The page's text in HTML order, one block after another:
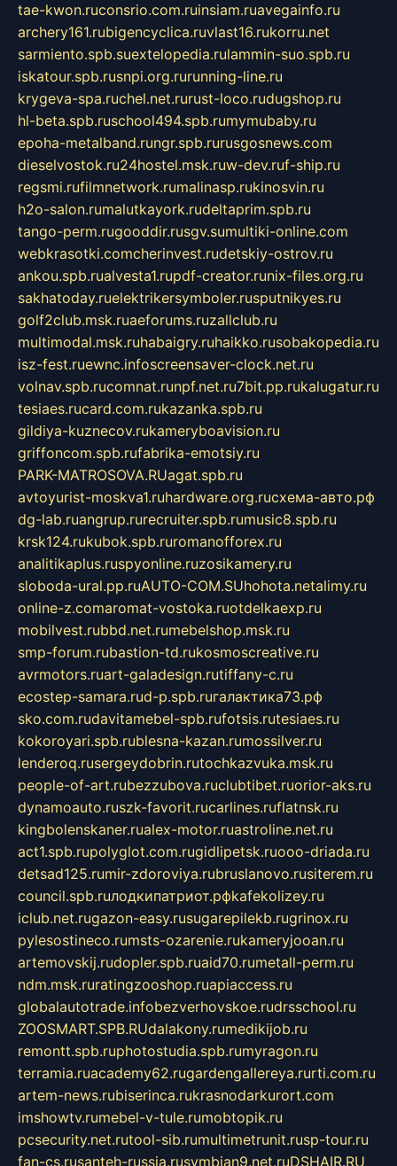
tae-kwon.ruconsrio.com.ruinsiam.ruavegainfo.ru
archery161.rubigencyclica.ruvlast16.rukorru.net
sarmiento.spb.suextelopedia.rulammin-suo.spb.ru
iskatour.spb.rusnpi.org.rurunning-line.ru
krygeva-spa.ruchel.net.rurust-loco.rudugshop.ru
hl-beta.spb.ruschool494.spb.rumymubaby.ru
epoha-metalband.rungr.spb.rurusgosnews.com
dieselvostok.ru24hostel.msk.ruw-dev.ruf-ship.ru
regsmi.rufilmnetwork.rumalinasp.rukinosvin.ru
h2o-salon.rumalutkayork.rudeltaprim.spb.ru
tango-perm.rugooddir.rusgv.sumultiki-online.com
webkrasotki.comcherinvest.rudetskiy-ostrov.ru
ankou.spb.rualvesta1.rupdf-creator.runix-files.org.ru
sakhatoday.ruelektrikersymboler.rusputnikyes.ru
golf2club.msk.ruaeforums.ruzallclub.ru
multimodal.msk.ruhabaigry.ruhaikko.rusobakopedia.ru
isz-fest.ruewnc.infoscreensaver-clock.net.ru
volnav.spb.rucomnat.runpf.net.ru7bit.pp.rukalugatur.ru
tesiaes.rucard.com.rukazanka.spb.ru
gildiya-kuznecov.rukameryboavision.ru
griffoncom.spb.rufabrika-emotsiy.ru
PARK-MATROSOVA.RUagat.spb.ru
avtoyurist-moskva1.ruhardware.org.ruсхема-авто.рф
dg-lab.ruangrup.rurecruiter.spb.rumusic8.spb.ru
krsk124.rukubok.spb.ruromanofforex.ru
analitikaplus.ruspyonline.ruzosikamery.ru
sloboda-ural.pp.ruAUTO-COM.SUhohota.netalimy.ru
online-z.comaromat-vostoka.ruotdelkaexp.ru
mobilvest.rubbd.net.rumebelshop.msk.ru
smp-forum.rubastion-td.rukosmoscreative.ru
avrmotors.ruart-galadesign.rutiffany-c.ru
ecostep-samara.rud-p.spb.ruгалактика73.рф
sko.com.rudavitamebel-spb.rufotsis.rutesiaes.ru
kokoroyari.spb.rublesna-kazan.rumossilver.ru
lenderoq.rusergeydobrin.rutochkazvuka.msk.ru
people-of-art.rubezzubova.ruclubtibet.ruorior-aks.ru
dynamoauto.ruszk-favorit.rucarlines.ruflatnsk.ru
kingbolenskaner.rualex-motor.ruastroline.net.ru
act1.spb.rupolyglot.com.rugidlipetsk.ruooo-driada.ru
detsad125.rumir-zdoroviya.rubruslanovo.rusiterem.ru
council.spb.ruлодкипатриот.рфkafekolizey.ru
iclub.net.rugazon-easy.rusugarepilekb.rugrinox.ru
pylesostineco.rumsts-ozarenie.rukameryjooan.ru
artemovskij.rudopler.spb.ruaid70.rumetall-perm.ru
ndm.msk.ruratingzooshop.ruapiaccess.ru
globalautotrade.infobezverhovskoe.rudrsschool.ru
ZOOSMART.SPB.RUdalakony.rumedikijob.ru
remontt.spb.ruphotostudia.spb.rumyragon.ru
terramia.ruacademy62.rugardengallereya.rurti.com.ru
artem-news.rubiserinca.rukrasnodarkurort.com
imshowtv.rumebel-v-tule.rumobtopik.ru
pcsecurity.net.rutool-sib.rumultimetrunit.rusp-tour.ru
fan-cs.rusanteh-russia.rusymbian9.net.ruDSHAIR.RU